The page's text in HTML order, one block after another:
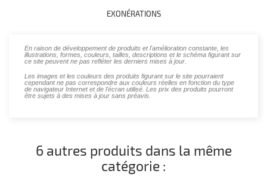
EXONÉRATIONS
En raison de développement de produits et l'amélioration constante, les
illustrations, formes, couleurs, tailles, descriptions et le schéma figurant sur
ce site peuvent ne pas refléter les derniers mises à jour.
Les images et les couleurs des produits figurant sur le site pourraient
cependant ne pas correspondre aux couleurs réelles en fonction du type
de navigateur Internet et de l'écran utilisé. Les prix des produits pourront
être sujets à des mises à jour sans préavis.
6 autres produits dans la même
catégorie :